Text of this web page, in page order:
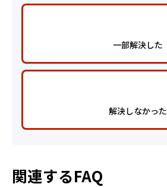
一部解決した
解決しなかった
関連するFAQ